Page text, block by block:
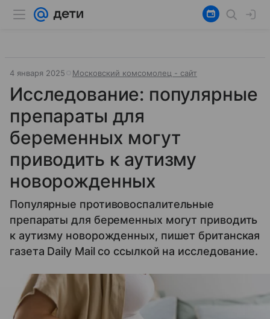
4 января 2025 Московский комсомолец - сайт
Исследование: популярные
препараты для
беременных могут
приводить к аутизму
новорожденных
Популярные противовоспалительные
препараты для беременных могут приводить
к аутизму новорожденных, пишет британская
газета Daily Mail со ссылкой на исследование.